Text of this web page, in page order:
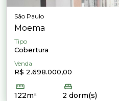
São Paulo
Moema
Tipo
Cobertura
Venda
R$ 2.698.000,00
122m² 2 dorm(s)